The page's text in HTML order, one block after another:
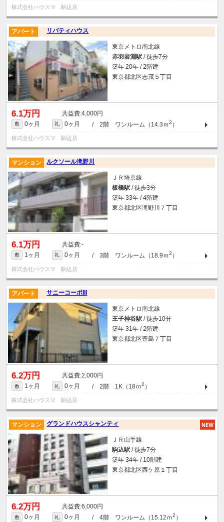
株式会社ハウスマ 駒込店
リバティハウス
アパート
東京メトロ南北線
赤羽岩淵駅 / 徒歩7分
築年 20年 / 2階建
東京都北区志茂５丁目
6.1万円 4,000円
敷 0ヶ月 礼 0ヶ月 / 2階 ワンルーム（14.3ｍ2 ）
株式会社ハウスマ 駒込店
ルクソール滝野川
マンション
ＪＲ埼京線
板橋駅 / 徒歩3分
築年 33年 / 4階建
東京都北区滝野川７丁目
6.1万円 -
敷 1ヶ月 礼 0ヶ月 / 3階 ワンルーム（18.9ｍ2 ）
株式会社ハウスマ 駒込店
サニーコーポIII
アパート
東京メトロ南北線
王子神谷駅 / 徒歩10分
築年 31年 / 2階建
東京都北区豊島７丁目
6.2万円 2,000円
敷 1ヶ月 礼 0ヶ月 / 2階 1K（18ｍ2 ）
株式会社ハウスマ 駒込店
グランドハウスシャンティ
マンション
ＪＲ山手線
駒込駅 / 徒歩7分
築年 34年 / 10階建
東京都北区西ケ原１丁目
6.2万円 6,000円
敷 0ヶ月 礼 0ヶ月 / 4階 ワンルーム（15.12ｍ2 ）